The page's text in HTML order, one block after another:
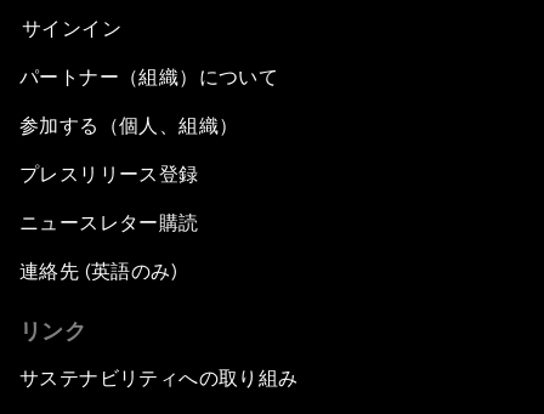
サインイン
パートナー（組織）について
参加する（個人、組織）
プレスリリース登録
ニュースレター購読
連絡先 (英語のみ)
リンク
サステナビリティへの取り組み